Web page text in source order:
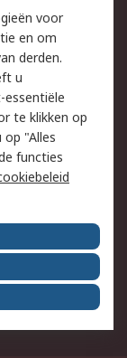
RS
voor
en om
derden.
u
te klikken op
"Alles
functies